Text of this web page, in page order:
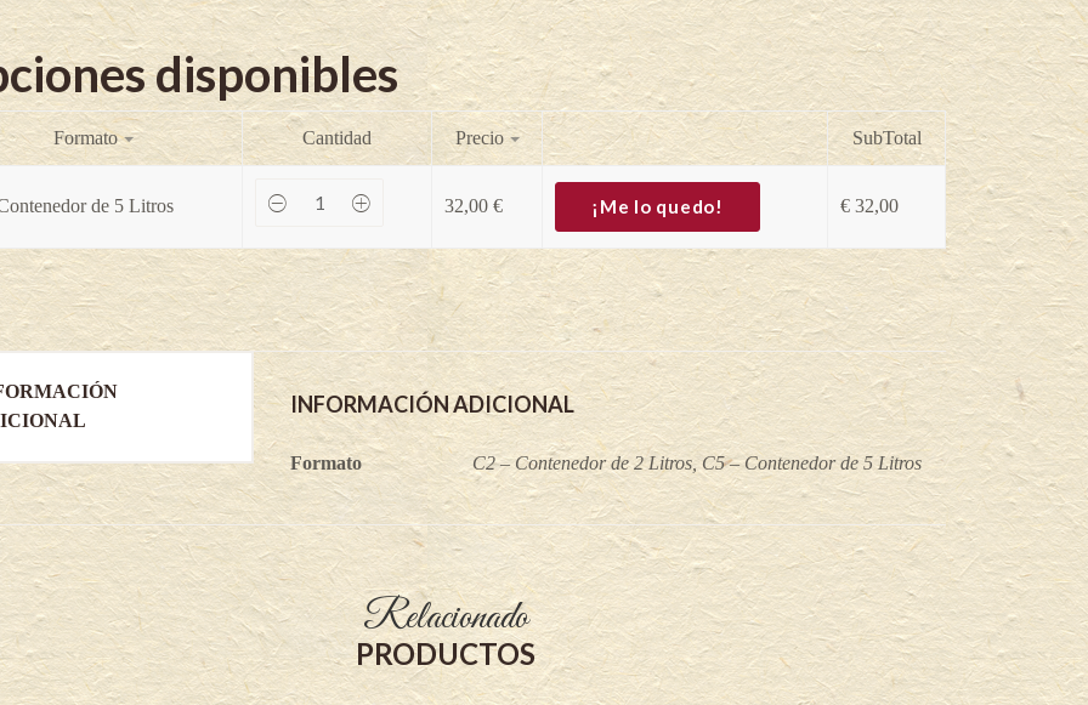
disponibles
Formato Cantidad Precio SubTotal
de 5 Litros
Manzano
Redlove®
-
Malus
domestica
quantity
32,00 € ¡Me lo quedo! € 32,00
INFORMACIÓN ADICIONAL
Formato C2 – Contenedor de 2 Litros, C5 – Contenedor de 5 Litros
Relacionado
PRODUCTOS